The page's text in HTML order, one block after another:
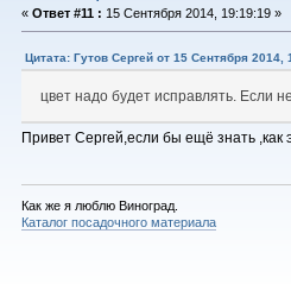
« Ответ #11 : 15 Сентября 2014, 19:19:19 »
Цитата: Гутов Сергей от 15 Сентября 2014,
цвет надо будет исправлять. Если
Привет Сергей,если бы ещё знать ,как
Как же я люблю Виноград.
Каталог посадочного материала